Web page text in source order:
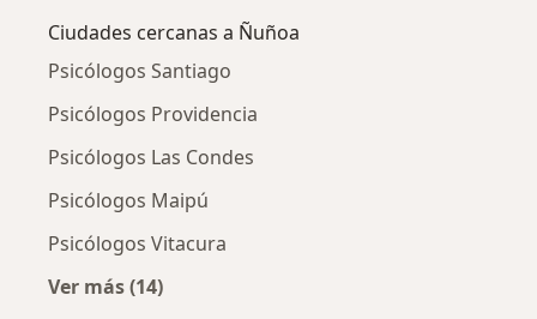
Ciudades cercanas a Ñuñoa
Psicólogos Santiago
Psicólogos Providencia
Psicólogos Las Condes
Psicólogos Maipú
Psicólogos Vitacura
Ver más (14)